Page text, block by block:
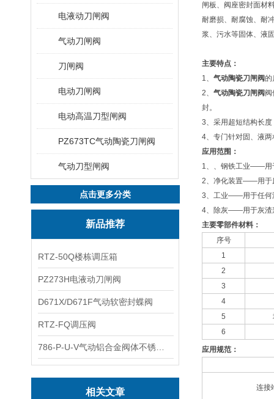
电液动刀闸阀
气动刀闸阀
刀闸阀
电动刀闸阀
电动高温刀型闸阀
PZ673TC气动陶瓷刀闸阀
气动刀型闸阀
点击更多分类
新品推荐
RTZ-50Q楼栋调压箱
PZ273H电液动刀闸阀
D671X/D671F气动软密封蝶阀
RTZ-FQ调压阀
相关文章
闸板、阀座密封面材
耐磨损、耐腐蚀、耐
浆、污水等固体、液
主要特点：
1、 气动陶瓷刀闸阀的
2、 气动陶瓷刀闸阀
封。
3、采用超短结构长
4、专门针对固、液
应用范围：
1、、钢铁工业——用
2、净化装置——用于
3、工业——用于任何
4、除灰——用于灰渣
主要零部件材料：
序号
1
2
3
4
5
6
应用规范：
连接